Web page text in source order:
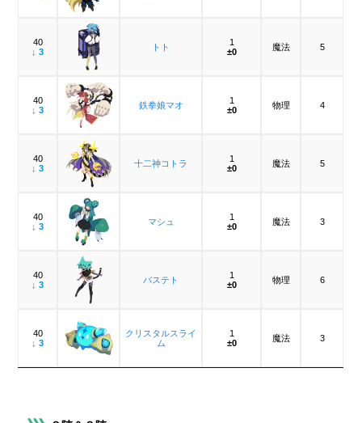
40
↓ 3
トト
1
±0
魔法 5
40
↓ 3
鉄拳娘マオ
1
±0
物理 4
40
↓ 3
十二神コトラ
1
±0
魔法 5
40
↓ 3
マシュ
1
±0
魔法 3
40
↓ 3
バステト
1
±0
物理 6
40
↓ 3
クリスタルスライ
ム
1
±0
魔法 3